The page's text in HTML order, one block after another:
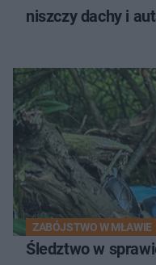
niszczy dachy i
ZABÓJSTWO W MŁAWIE
Śledztwo w